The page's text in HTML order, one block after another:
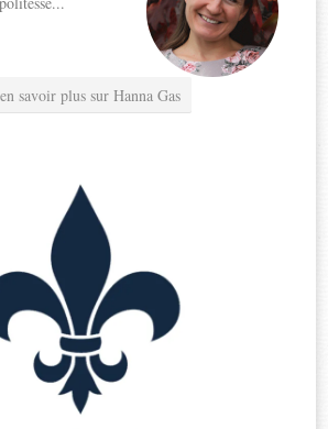
savoir plus sur Hanna Gas